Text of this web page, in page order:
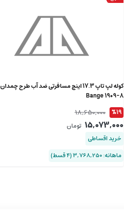
کوله لپ تاپ 17.3 اینچ مسافرتی ضد آب طرح
Bange 1909-8
%19
18,650,000
15,073,000 تومان
خرید اقساطی
ماهانه: 3,768,250 (۴ قسط)